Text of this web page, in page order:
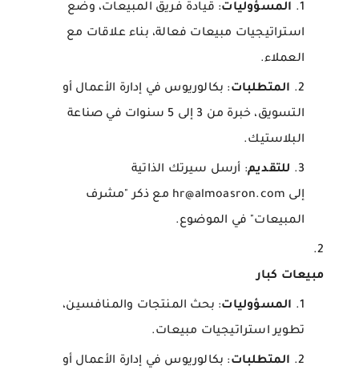
المسؤوليات: قيادة فريق المبيعات، وضع
استراتيجيات مبيعات فعالة، بناء علاقات مع
العملاء.
المتطلبات: بكالوريوس في إدارة الأعمال أو
التسويق، خبرة من 3 إلى 5 سنوات في صناعة
البلاستيك.
للتقديم: أرسل سيرتك الذاتية
إلى hr@almoasron.com مع ذكر "مشرف
المبيعات" في الموضوع.
مبيعات كبار
المسؤوليات: بحث المنتجات والمنافسين،
تطوير استراتيجيات مبيعات.
المتطلبات: بكالوريوس في إدارة الأعمال أو